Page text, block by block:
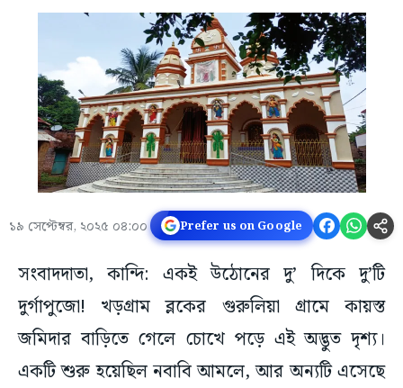
১৯ সেপ্টেম্বর, ২০২৫ ০৪:০০ Prefer us on Google
সংবাদদাতা, কান্দি: একই উঠোনের দু’ দিকে দু’টি
দুর্গাপুজো! খড়গ্রাম ব্লকের গুরুলিয়া গ্রামে কায়স্ত
জমিদার বাড়িতে গেলে চোখে পড়ে এই অদ্ভুত দৃশ্য।
একটি শুরু হয়েছিল নবাবি আমলে, আর অন্যটি এসেছে